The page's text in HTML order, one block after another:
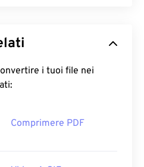
i tuoi file nei
Comprimere PDF